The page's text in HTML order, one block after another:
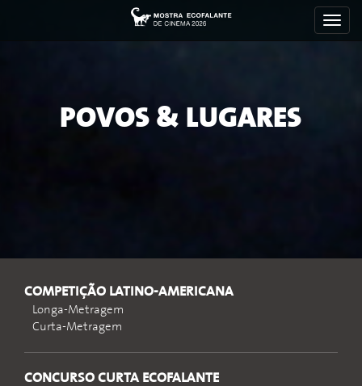
POVOS & LUGARES
COMPETIÇÃO LATINO-AMERICANA
Longa-Metragem
Curta-Metragem
CONCURSO CURTA ECOFALANTE